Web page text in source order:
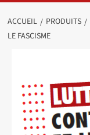
ACCUEIL PRODUITS
LE FASCISME